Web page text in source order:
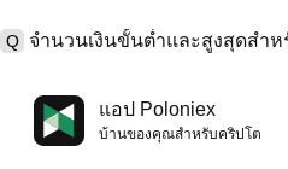
กับวิธีการชำระเงินและเวลาตอบสนอง
Q จำนวนเงินขั้นต่ำและสูงสุดสำ
ขีดจำกัดขั้นต่ำและสูงสุดแตกต่างกั
ดอลลาร์โดยสูงสุดขึ้นอยู่กับผู้ให้บริกา
มัดจำขั้นต่ำ 100 ดอลลาร์ คุณสามาร
แอป Poloniex
บ้านของคุณสําหรับคริปโต